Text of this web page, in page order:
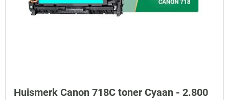
Huismerk Canon 718C toner Cyaan - 2.800